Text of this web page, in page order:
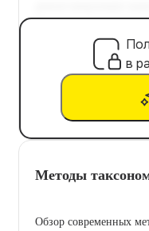
в
Методы
Обзор современных